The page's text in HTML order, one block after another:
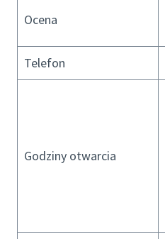
Ocena
Telefon
Godziny otwarcia